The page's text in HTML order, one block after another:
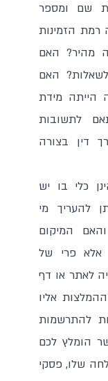
שם ומספר
רמת הזמינות
מהיר? האם
לשאלות? האם
הייתה מידת
לתשובות
דין בצורה
כלי בו יש
להעריך מי
המיקום
אלא פרי של
לאתר או דף
אליו
להתרשמות
הומלץ לכם
שלו, פסקי